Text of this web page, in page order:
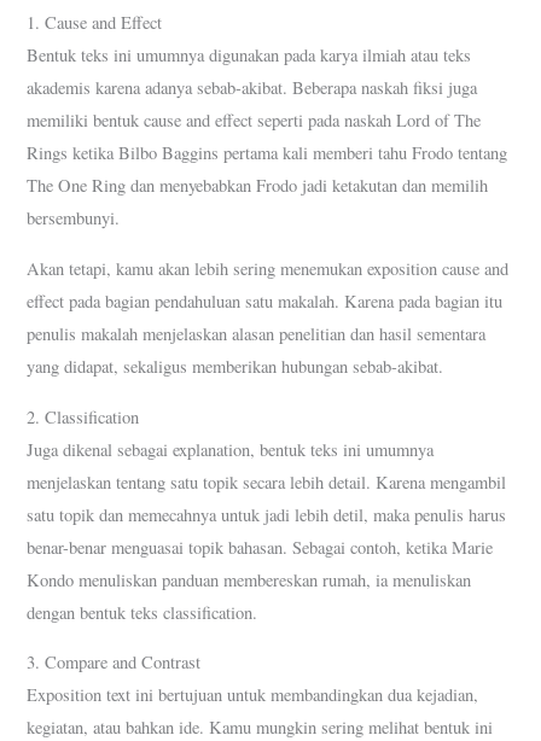
1. Cause and Effect
Bentuk teks ini umumnya digunakan pada karya ilmiah atau teks
akademis karena adanya sebab-akibat. Beberapa naskah fiksi juga
memiliki bentuk cause and effect seperti pada naskah Lord of The
Rings ketika Bilbo Baggins pertama kali memberi tahu Frodo tentang
The One Ring dan menyebabkan Frodo jadi ketakutan dan memilih
bersembunyi.
Akan tetapi, kamu akan lebih sering menemukan exposition cause and
effect pada bagian pendahuluan satu makalah. Karena pada bagian itu
penulis makalah menjelaskan alasan penelitian dan hasil sementara
yang didapat, sekaligus memberikan hubungan sebab-akibat.
2. Classification
Juga dikenal sebagai explanation, bentuk teks ini umumnya
menjelaskan tentang satu topik secara lebih detail. Karena mengambil
satu topik dan memecahnya untuk jadi lebih detil, maka penulis harus
benar-benar menguasai topik bahasan. Sebagai contoh, ketika Marie
Kondo menuliskan panduan membereskan rumah, ia menuliskan
dengan bentuk teks classification.
3. Compare and Contrast
Exposition text ini bertujuan untuk membandingkan dua kejadian,
kegiatan, atau bahkan ide. Kamu mungkin sering melihat bentuk ini